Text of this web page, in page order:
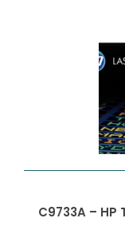
C9733A –